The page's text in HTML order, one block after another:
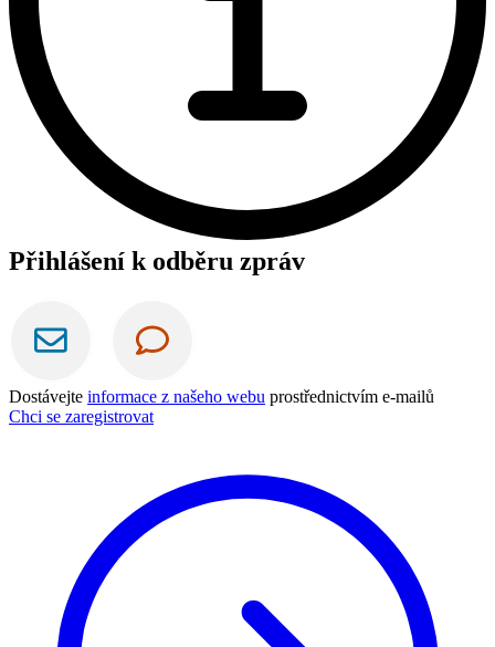
Přihlášení k odběru zpráv
Dostávejte informace z našeho webu prostřednictvím e-mailů
Chci se zaregistrovat